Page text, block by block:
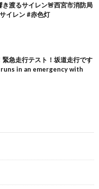
渡るサイレン🚨西宮市消防局
イレン #赤色灯
急走行テスト！坂道走行です
in an emergency with